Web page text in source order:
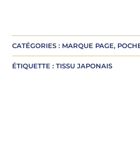
r
n
a
CATÉGORIES : MARQUE PAGE,
ÉTIQUETTE : TISSU JAPONAIS